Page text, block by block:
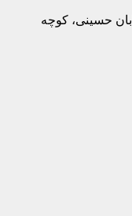
حسینی، کوچه